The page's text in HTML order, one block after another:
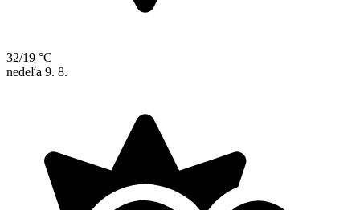
32/19 °C
nedeľa 9. 8.